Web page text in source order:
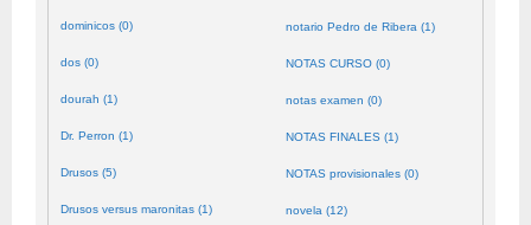
dominicos (0)
dos (0)
dourah (1)
Dr. Perron (1)
Drusos (5)
Drusos versus maronitas (1)
notario Pedro de Ribera (1)
NOTAS CURSO (0)
notas examen (0)
NOTAS FINALES (1)
NOTAS provisionales (0)
novela (12)